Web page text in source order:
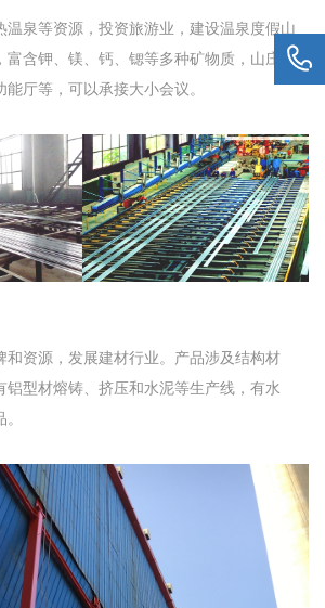
泉等资源，投资旅游业，建设温泉度假山
富含钾、镁、钙、锶等多种矿物质，山庄拥
厅等，可以承接大小会议。
资源，发展建材行业。产品涉及结构材
铝型材熔铸、挤压和水泥等生产线，有水